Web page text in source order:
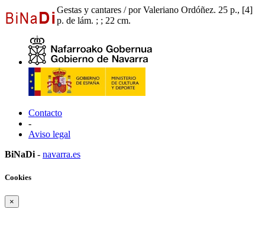
Gestas y cantares / por Valeriano Ordóñez. 25 p., [4]
p. de lám. ; ; 22 cm.
Contacto
-
Aviso legal
BiNaDi - navarra.es
Cookies
×